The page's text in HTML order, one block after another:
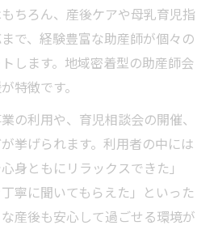
ちろん、産後ケアや母乳育児指
で、経験豊富な助産師が個々の
します。地域密着型の助産師会
特徴です。
の利用や、育児相談会の開催、
挙げられます。利用者の中には
身ともにリラックスできた」
寧に聞いてもらえた」といった
産後も安心して過ごせる環境が